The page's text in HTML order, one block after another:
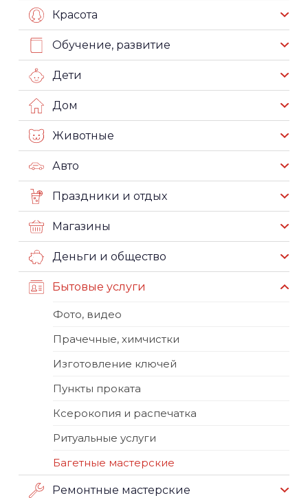
Красота
Обучение, развитие
Дети
Дом
Животные
Авто
Праздники и отдых
Магазины
Деньги и общество
Бытовые услуги
Фото, видео
Прачечные, химчистки
Изготовление ключей
Пункты проката
Ксерокопия и распечатка
Ритуальные услуги
Багетные мастерские
Ремонтные мастерские